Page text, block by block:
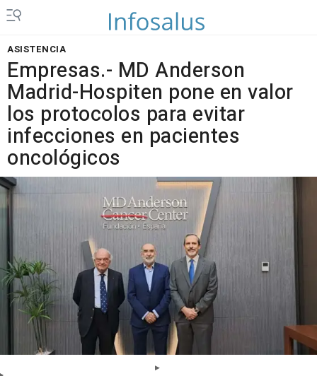
ASISTENCIA
Empresas.- MD Anderson
Madrid-Hospiten pone en valor
los protocolos para evitar
infecciones en pacientes
oncológicos